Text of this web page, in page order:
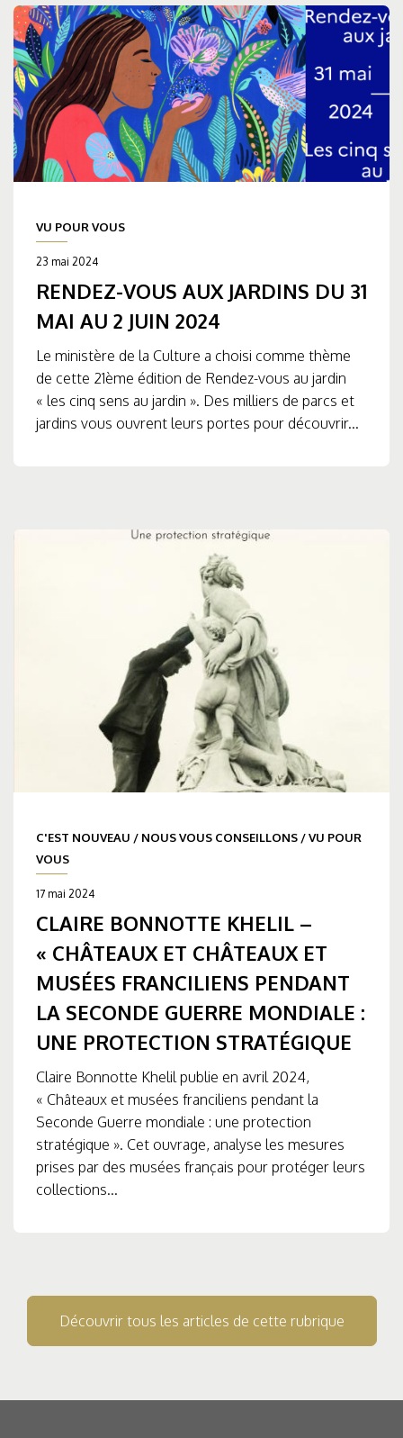
VU POUR VOUS
23 mai 2024
RENDEZ-VOUS AUX JARDINS DU 31
MAI AU 2 JUIN 2024
Le ministère de la Culture a choisi comme thème
de cette 21ème édition de Rendez-vous au jardin
« les cinq sens au jardin ». Des milliers de parcs et
jardins vous ouvrent leurs portes pour découvrir...
C'EST NOUVEAU / NOUS VOUS CONSEILLONS /VU POUR
VOUS
17 mai 2024
CLAIRE BONNOTTE KHELIL –
« CHÂTEAUX ET CHÂTEAUX ET
MUSÉES FRANCILIENS PENDANT
LA SECONDE GUERRE MONDIALE :
UNE PROTECTION STRATÉGIQUE
Claire Bonnotte Khelil publie en avril 2024,
« Châteaux et musées franciliens pendant la
Seconde Guerre mondiale : une protection
stratégique ». Cet ouvrage, analyse les mesures
prises par des musées français pour protéger leurs
collections...
Découvrir tous les articles de cette rubrique